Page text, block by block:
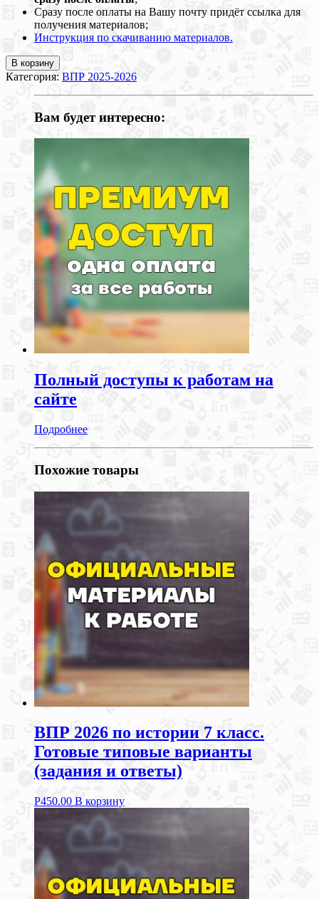
Сразу после оплаты на Вашу почту придёт ссылка для
получения материалов;
Инструкция по скачиванию материалов.
В корзину
Категория: ВПР 2025-2026
Вам будет интересно:
Полный доступы к работам на
сайте
Подробнее
Похожие товары
ВПР 2026 по истории 7 класс.
Готовые типовые варианты
(задания и ответы)
Р450.00 В корзину